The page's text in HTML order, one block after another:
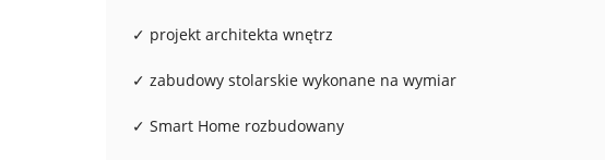
✓ projekt architekta wnętrz
✓ zabudowy stolarskie wykonane na wymiar
✓ Smart Home rozbudowany